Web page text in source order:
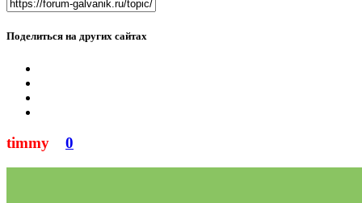
Поделиться на других сайтах
timmy 0